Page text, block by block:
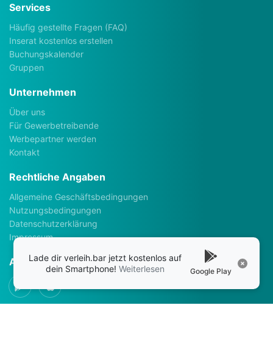
Services
Häufig gestellte Fragen (FAQ)
Inserat kostenlos erstellen
Buchungskalender
Gruppen
Unternehmen
Über uns
Für Gewerbetreibende
Werbepartner werden
Kontakt
Rechtliche Angaben
Allgemeine Geschäftsbedingungen
Nutzungsbedingungen
Datenschutzerklärung
Impressum
AppsLade dir verleih.bar jetzt kostenlos auf
dein Smartphone! Weiterlesen Google Play